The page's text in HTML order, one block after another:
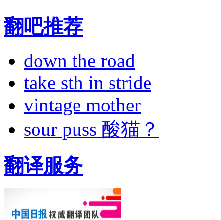
翻吧推荐
down the road
take sth in stride
vintage mother
sour puss 酸猫？
翻译服务